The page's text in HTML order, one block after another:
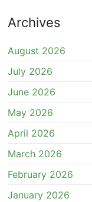
Archives
August 2026
July 2026
June 2026
May 2026
April 2026
March 2026
February 2026
January 2026